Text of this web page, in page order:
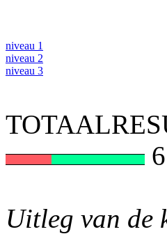
niveau 1
niveau 2
niveau 3
Uitleg van de